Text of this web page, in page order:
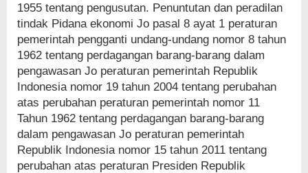
1955 tentang pengusutan. Penuntutan dan peradilan
tindak Pidana ekonomi Jo pasal 8 ayat 1 peraturan
pemerintah pengganti undang-undang nomor 8 tahun
1962 tentang perdagangan barang-barang dalam
pengawasan Jo peraturan pemerintah Republik
Indonesia nomor 19 tahun 2004 tentang perubahan
atas perubahan peraturan pemerintah nomor 11
Tahun 1962 tentang perdagangan barang-barang
dalam pengawasan Jo peraturan pemerintah
Republik Indonesia nomor 15 tahun 2011 tentang
perubahan atas peraturan Presiden Republik